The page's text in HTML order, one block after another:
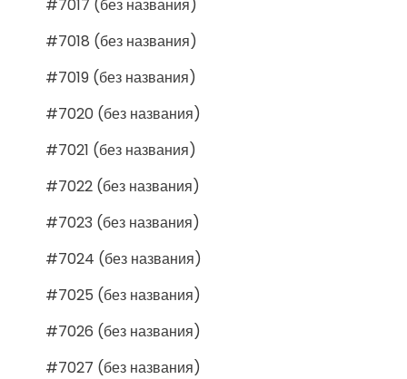
#7017 (без названия)
#7018 (без названия)
#7019 (без названия)
#7020 (без названия)
#7021 (без названия)
#7022 (без названия)
#7023 (без названия)
#7024 (без названия)
#7025 (без названия)
#7026 (без названия)
#7027 (без названия)